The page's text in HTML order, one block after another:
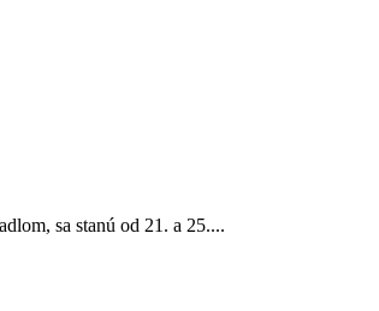
sa stanú od 21. a 25....